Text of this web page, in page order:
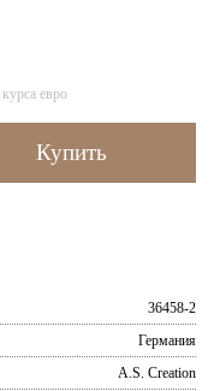
евро
36458-2
Германия
A.S. Creation